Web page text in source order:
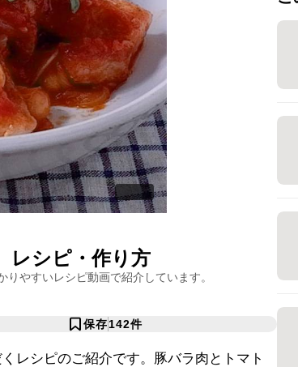
レシピ・作り方
りやすいレシピ動画で紹介しています。
保存142件
レシピのご紹介です。豚バラ肉とトマト